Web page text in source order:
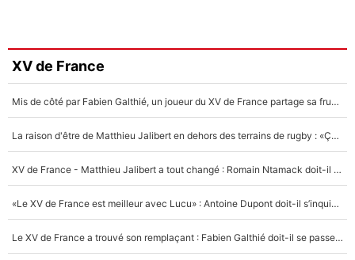
XV de France
Mis de côté par Fabien Galthié, un joueur du XV de France partage sa frustration : «ils ne me l’ont pas dit tout de suite»
La raison d'être de Matthieu Jalibert en dehors des terrains de rugby : «Ça m'atteint autant que si tu touches à un membre de ma famille»
XV de France - Matthieu Jalibert a tout changé : Romain Ntamack doit-il s’inquiéter pour sa place à un an de la Coupe du monde ?
«Le XV de France est meilleur avec Lucu» : Antoine Dupont doit-il s’inquiéter pour sa place ?
Le XV de France a trouvé son remplaçant : Fabien Galthié doit-il se passer d'Antoine Dupont ?